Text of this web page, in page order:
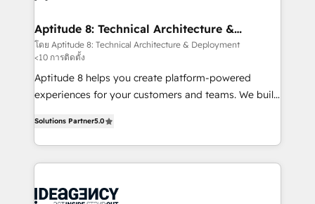
➤ L’intégration de CRM et de méthodologie RevOps
pour aligner les équipes marketing, commerciales et
support client (data migration, synchronisation API,
audit et maintenance) ➤ La création de sites internet
de conversion qui transforment les visiteurs en
stratégies d'acquisition marketing (SEO, SEA,
inbound, automatisation marketing, ABM, IA,
emailing) Informations clés : - 10 ans d'expérience -
experts conseil - 150 certifications HubSpot
Aptitude 8: Technical Architecture &
Deployment
โดย Aptitude 8: Technical Architecture & Deployment
<10 การติดตั้ง
Aptitude 8 helps you create platform-powered
experiences for your customers and teams. We build
across your entire tech stack. Aptitude 8 is trusted
by top brands such as Lenovo, Bluetooth,
International Sports Sciences Association, SXSW,
Randstad, Uber Freight, and HubSpot itself. We have
Solutions Partner5.0